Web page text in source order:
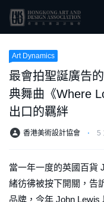
Art Dynamics
最會拍聖誕廣告
典舞曲《Where
出口的羈絆
香港美術設計協會 ⋅ 5
當一年一度的英國百貨
緒彷彿被按下開關，告
品牌，今年 John Lewis